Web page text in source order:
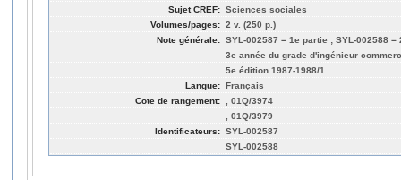
Sujet CREF: Sciences sociales
Volumes/pages: 2 v. (250 p.)
Note générale: SYL-002587 = 1e partie ; SYL-002588 =
3e année du grade d'ingénieur
5e édition 1987-1988/1
Langue: Français
Cote de rangement:
, 01Q/3974
, 01Q/3979
Identificateurs: SYL-002587
SYL-002588